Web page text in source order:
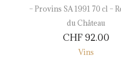
– Provins SA 1991 70 cl –
du Château
CHF 92.00
Vins